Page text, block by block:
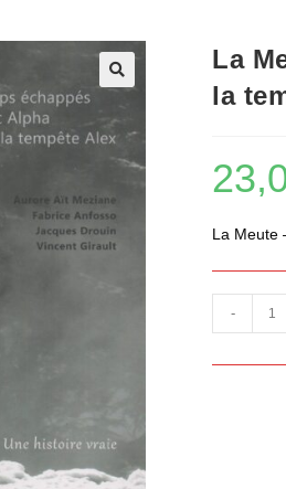
La
la
La Meute
-